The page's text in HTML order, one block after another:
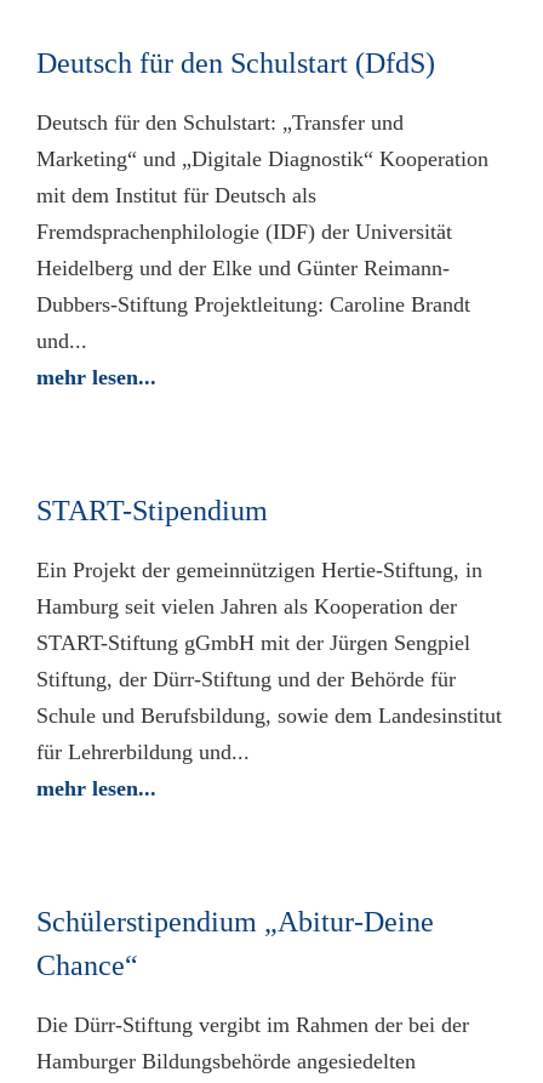
Deutsch für den Schulstart (DfdS)
Deutsch für den Schulstart: „Transfer und
Marketing“ und „Digitale Diagnostik“ Kooperation
mit dem Institut für Deutsch als
Fremdsprachenphilologie (IDF) der Universität
Heidelberg und der Elke und Günter Reimann-
Dubbers-Stiftung Projektleitung: Caroline Brandt
und...
mehr lesen...
START-Stipendium
Ein Projekt der gemeinnützigen Hertie-Stiftung, in
Hamburg seit vielen Jahren als Kooperation der
START-Stiftung gGmbH mit der Jürgen Sengpiel
Stiftung, der Dürr-Stiftung und der Behörde für
Schule und Berufsbildung, sowie dem Landesinstitut
für Lehrerbildung und...
mehr lesen...
Schülerstipendium „Abitur-Deine
Chance“
Die Dürr-Stiftung vergibt im Rahmen der bei der
Hamburger Bildungs­behörde angesie­delten